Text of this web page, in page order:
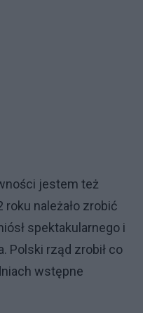
jestem też
należało zrobić
spektakularnego i
Polski rząd zrobił co
wstępne